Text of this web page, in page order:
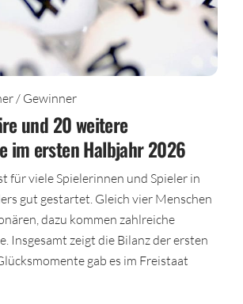
/ Gewinner
und 20 weitere
im ersten Halbjahr 2026
für viele Spielerinnen und Spieler in
gut gestartet. Gleich vier Menschen
dazu kommen zahlreiche
Insgesamt zeigt die Bilanz der ersten
gab es im Freistaat